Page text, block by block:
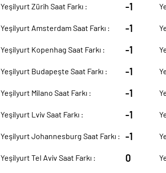
Yeşilyurt Zürih Saat Farkı : -1
Yeşilyurt Amsterdam Saat Farkı : -1
Yeşilyurt Kopenhag Saat Farkı : -1
Yeşilyurt Budapeşte Saat Farkı : -1
Yeşilyurt Milano Saat Farkı : -1
Yeşilyurt Lviv Saat Farkı : -1
Yeşilyurt Johannesburg Saat Farkı : -1
Yeşilyurt Tel Aviv Saat Farkı : 0